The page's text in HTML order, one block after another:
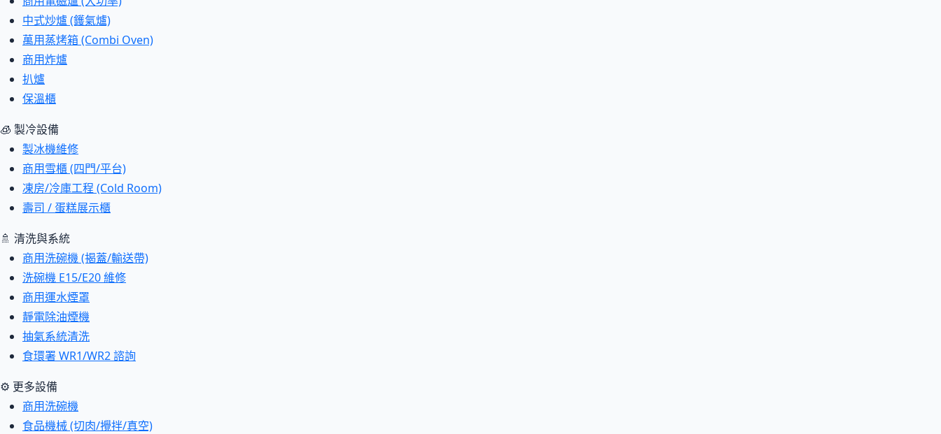
中式炒爐 (鑊氣爐)
萬用蒸烤箱 (Combi Oven)
商用炸爐
扒爐
保溫櫃
🧊 製冷設備
製冰機維修
商用雪櫃 (四門/平台)
凍房/冷庫工程 (Cold Room)
壽司 / 蛋糕展示櫃
🚿 清洗與系統
商用洗碗機 (揭蓋/輸送帶)
洗碗機 E15/E20 維修
商用運水煙罩
靜電除油煙機
抽氣系統清洗
食環署 WR1/WR2 諮詢
⚙ 更多設備
商用洗碗機
食品機械 (切肉/攪拌/真空)